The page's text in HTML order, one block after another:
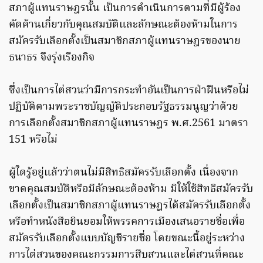
สภาผู้แทนราษฎรนั้น เป็นการดำเนินการตามที่มีผู้ร้อง
คัดค้านเกี่ยวกับคุณสมบัติและลักษณะต้องห้ามในการ
สมัครรับเลือกตั้งเป็นสมาชิกสภาผู้แทนราษฎรของนาย
ธนาธร จึงรุ่งเรืองกิจ
ซึ่งเป็นการไต่สวนว่ามีการกระทำอันเป็นการฝ่าฝืนหรือไม่
ปฏิบัติตามพระราชบัญญัติประกอบรัฐธรรมนูญว่าด้วย
การเลือกตั้งสมาชิกสภาผู้แทนราษฎร พ.ศ.2561 มาตรา
151 หรือไม่
ผู้ใดรู้อยู่แล้วว่าตนไม่มีสิทธิสมัครรับเลือกตั้ง เนื่องจาก
ขาดคุณสมบัติหรือมีลักษณะต้องห้าม มิให้ใช้สิทธิสมัครรับ
เลือกตั้งเป็นสมาชิกสภาผู้แทนราษฎรได้สมัครรับเลือกตั้ง
หรือทำหนังสือยินยอมให้พรรคการเมืองเสนอรายชื่อเพื่อ
สมัครรับเลือกตั้งแบบบัญชีรายชื่อ โดยขณะนี้อยู่ระหว่าง
การไต่สวนของคณะกรรมการสืบสวนและไต่สวนที่คณะ